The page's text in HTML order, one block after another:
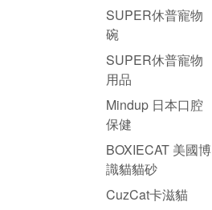
SUPER休普寵物
碗
SUPER休普寵物
用品
Mindup 日本口腔
保健
BOXIECAT 美國博
識貓貓砂
CuzCat卡滋貓